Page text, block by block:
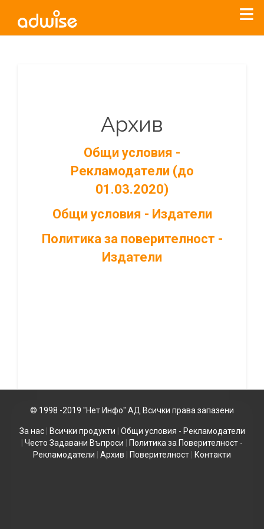
Архив
Общи условия -
Рекламодатели (до
01.03.2020)
Общи условия - Издатели
Политика за поверителност -
Издатели
© 1998 -2019 "Нет Инфо" АД Всички права запазени
За нас| Всички продукти
Общи условия - Рекламодатели
Често Задавани Въпроси
Политика за Поверителност -
Рекламодатели
Архив Поверителност Контакти